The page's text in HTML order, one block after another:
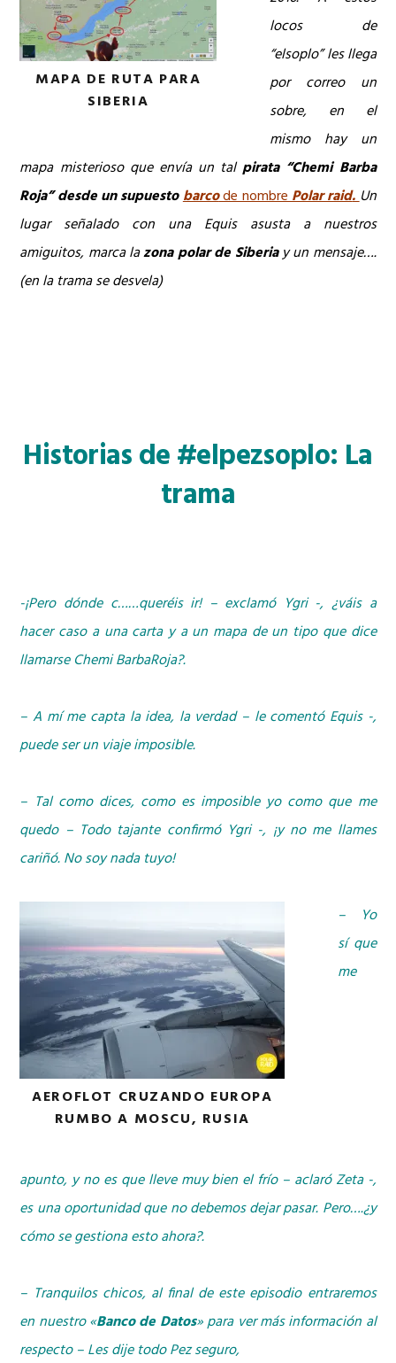
MAPA DE RUTA PARA
SIBERIA
locos de
“elsoplo” les llega
por correo un
sobre, en el
mismo hay un
mapa misterioso que envía un talpirata “Chemi Barba
Roja” desde un supuestobarcode nombrePolar raid.Un
lugar señalado con una Equis asusta a nuestros
amiguitos, marca lazona polar de Siberiay un mensaje….
(en la trama se desvela)
Historias de #elpezsoplo: La
trama
-¡Pero dónde c……queréis ir! – exclamó Ygri -, ¿váis a
hacer caso a una carta y a un mapa de un tipo que dice
llamarse Chemi BarbaRoja?.
– A mí me capta la idea, la verdad – le comentó Equis -,
puede ser un viaje imposible.
– Tal como dices, como es imposible yo como que me
quedo – Todo tajante confirmó Ygri -, ¡y no me llames
cariñó. No soy nada tuyo!
AEROFLOT CRUZANDO EUROPA
RUMBO A MOSCU, RUSIA
– Yo
sí que
me
apunto, y no es que lleve muy bien el frío – aclaró Zeta -,
es una oportunidad que no debemos dejar pasar. Pero….¿y
cómo se gestiona esto ahora?.
– Tranquilos chicos, al final de este episodio entraremos
en nuestro «Banco de Datos» para ver más información al
respecto – Les dije todo Pez seguro,